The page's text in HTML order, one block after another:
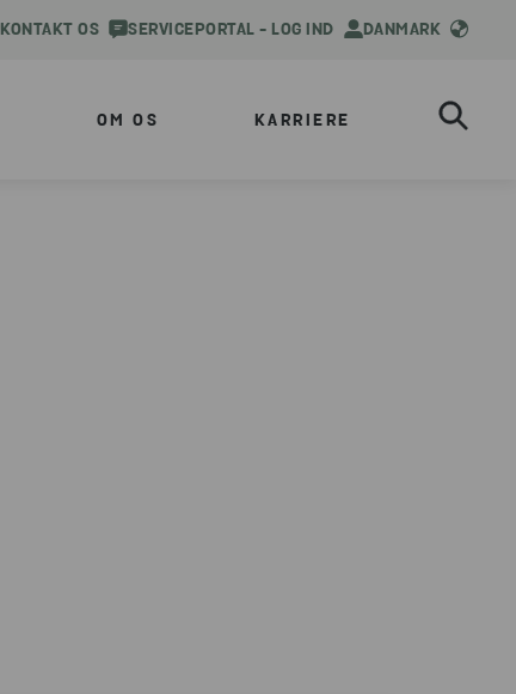
KONTAKT OS SERVICEPORTAL - LOG IND DANMARK
OM OS KARRIERE